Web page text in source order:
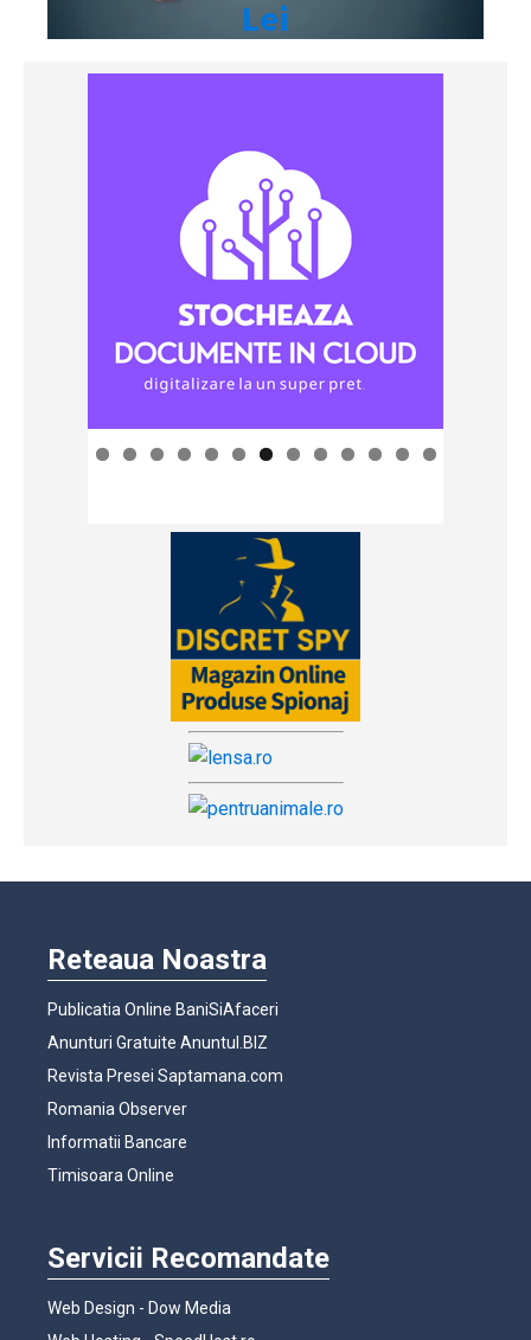
Reteaua Noastra
Publicatia Online BaniSiAfaceri
Anunturi Gratuite Anuntul.BIZ
Revista Presei Saptamana.com
Romania Observer
Informatii Bancare
Timisoara Online
Servicii Recomandate
Web Design - Dow Media